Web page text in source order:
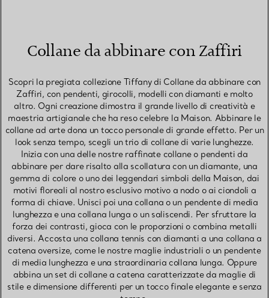
Collane da abbinare con Zaffiri
Scopri la pregiata collezione Tiffany di Collane da abbinare con
Zaffiri, con pendenti, girocolli, modelli con diamanti e molto
altro. Ogni creazione dimostra il grande livello di creatività e
maestria artigianale che ha reso celebre la Maison. Abbinare le
collane ad arte dona un tocco personale di grande effetto. Per un
look senza tempo, scegli un trio di collane di varie lunghezze.
Inizia con una delle nostre raffinate collane o pendenti da
abbinare per dare risalto alla scollatura con un diamante, una
gemma di colore o uno dei leggendari simboli della Maison, dai
motivi floreali al nostro esclusivo motivo a nodo o ai ciondoli a
forma di chiave. Unisci poi una collana o un pendente di media
lunghezza e una collana lunga o un saliscendi. Per sfruttare la
forza dei contrasti, gioca con le proporzioni o combina metalli
diversi. Accosta una collana tennis con diamanti a una collana a
catena oversize, come le nostre maglie industriali o un pendente
di media lunghezza e una straordinaria collana lunga. Oppure
abbina un set di collane a catena caratterizzate da maglie di
stile e dimensione differenti per un tocco finale elegante e senza